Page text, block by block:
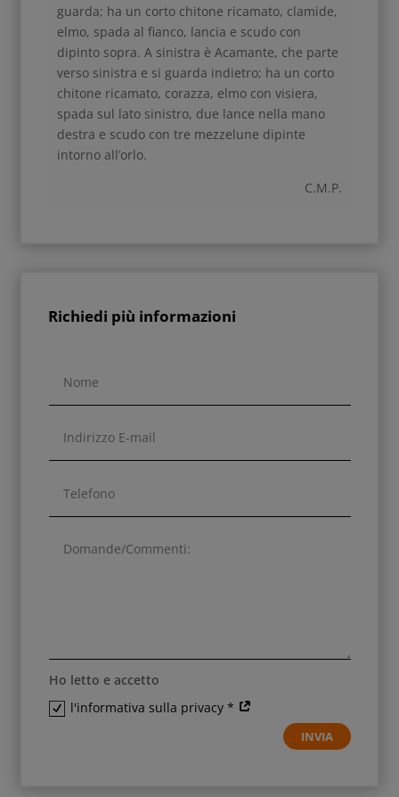
guarda; ha un corto chitone ricamato, clamide,
elmo, spada al fianco, lancia e scudo con
dipinto sopra. A sinistra è Acamante, che parte
verso sinistra e si guarda indietro; ha un corto
chitone ricamato, corazza, elmo con visiera,
spada sul lato sinistro, due lance nella mano
destra e scudo con tre mezzelune dipinte
intorno all’orlo.
C.M.P.
Richiedi più informazioni
Ho letto e accetto
l'informativa sulla privacy *
INVIA